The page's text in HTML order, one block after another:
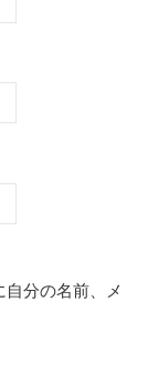
分の名前、メ